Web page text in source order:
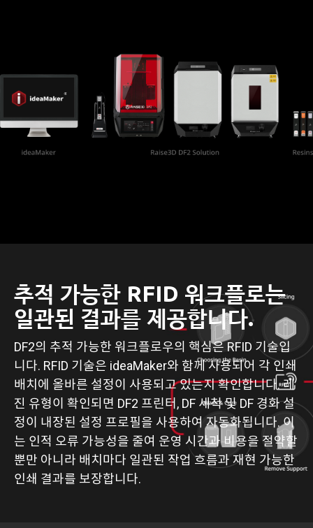
추적 가능한 RFID 워크플로는
일관된 결과를 제공합니다.
DF2의 추적 가능한 워크플로우의 핵심은 RFID 기술입
니다. RFID 기술은 ideaMaker와 함께 사용되어 각 인쇄
배치에 올바른 설정이 사용되고 있는지 확인합니다. 레
진 유형이 확인되면 DF2 프린터, DF 세척 및 DF 경화 설
정이 내장된 설정 프로필을 사용하여 자동화됩니다. 이
는 인적 오류 가능성을 줄여 운영 시간과 비용을 절약할
뿐만 아니라 배치마다 일관된 작업 흐름과 재현 가능한
인쇄 결과를 보장합니다.